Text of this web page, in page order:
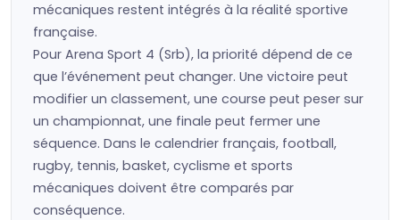
mécaniques restent intégrés à la réalité sportive
française.
Pour Arena Sport 4 (Srb), la priorité dépend de ce
que l’événement peut changer. Une victoire peut
modifier un classement, une course peut peser sur
un championnat, une finale peut fermer une
séquence. Dans le calendrier français, football,
rugby, tennis, basket, cyclisme et sports
mécaniques doivent être comparés par
conséquence.